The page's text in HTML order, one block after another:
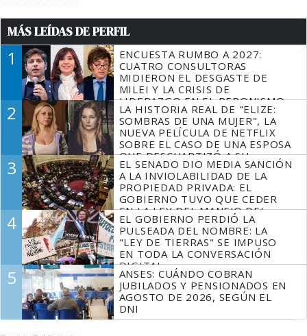
MÁS LEÍDAS DE PERFIL
1
ENCUESTA RUMBO A 2027:
CUATRO CONSULTORAS
MIDIERON EL DESGASTE DE
MILEI Y LA CRISIS DE
LIDERAZGO EN EL PERONISMO
2
LA HISTORIA REAL DE "ELIZE:
SOMBRAS DE UNA MUJER", LA
NUEVA PELÍCULA DE NETFLIX
SOBRE EL CASO DE UNA ESPOSA
QUE DESCUARTIZÓ A SU
MARIDO
3
EL SENADO DIO MEDIA SANCIÓN
A LA INVIOLABILIDAD DE LA
PROPIEDAD PRIVADA: EL
GOBIERNO TUVO QUE CEDER
EN LA LEY DEL MANEJO DEL
FUEGO
4
EL GOBIERNO PERDIÓ LA
PULSEADA DEL NOMBRE: LA
"LEY DE TIERRAS" SE IMPUSO
EN TODA LA CONVERSACIÓN
DIGITAL
5
ANSES: CUÁNDO COBRAN
JUBILADOS Y PENSIONADOS EN
AGOSTO DE 2026, SEGÚN EL
DNI